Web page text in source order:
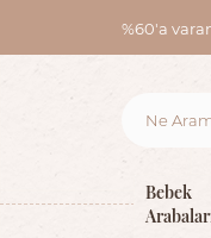
%60'a
Bebek